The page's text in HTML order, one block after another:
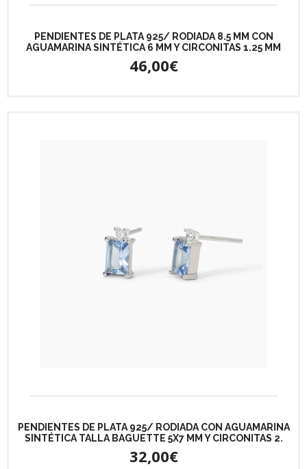
PENDIENTES DE PLATA 925/ RODIADA 8.5 MM CON
AGUAMARINA SINTÉTICA 6 MM Y CIRCONITAS 1.25 MM
46,00€
PENDIENTES DE PLATA 925/ RODIADA CON AGUAMARINA
SINTÉTICA TALLA BAGUETTE 5X7 MM Y CIRCONITAS 2.
32,00€